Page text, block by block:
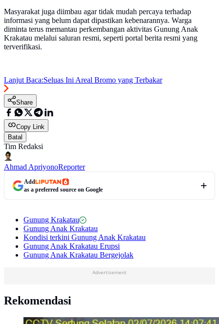
Masyarakat juga diimbau agar tidak mudah percaya terhadap
informasi yang belum dapat dipastikan kebenarannya. Warga
diminta terus memantau perkembangan aktivitas Gunung Anak
Krakatau melalui saluran resmi, seperti portal berita resmi yang
terverifikasi.
Lanjut Baca:Seluas Ini Areal Bromo yang Terbakar
Share
Copy Link
Batal
Tim Redaksi
Ahmad ApriyonoReporter
Add
as a preferred source on Google
Gunung Krakatau
Gunung Anak Krakatau
Kondisi terkini Gunung Anak Krakatau
Gunung Anak Krakatau Erupsi
Gunung Anak Krakatau Bergejolak
Advertisement
Rekomendasi